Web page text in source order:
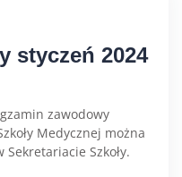
styczeń 2024
zawodowy
Medycznej można
Sekretariacie Szkoły.